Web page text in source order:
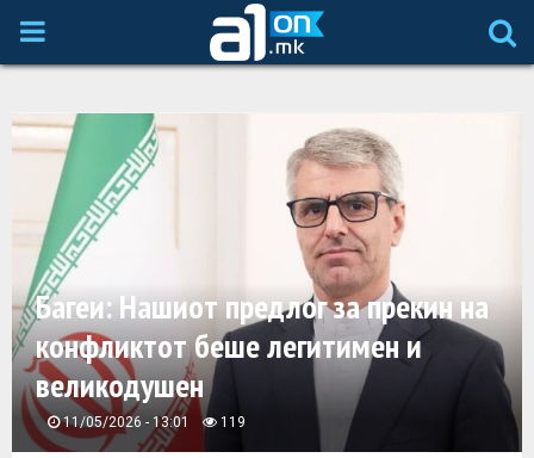
P
I
M
A
R
Y
Багеи: Нашиот предлог за прекин на
конфликтот беше легитимен и
великодушен
11/05/2026 - 13:01 119